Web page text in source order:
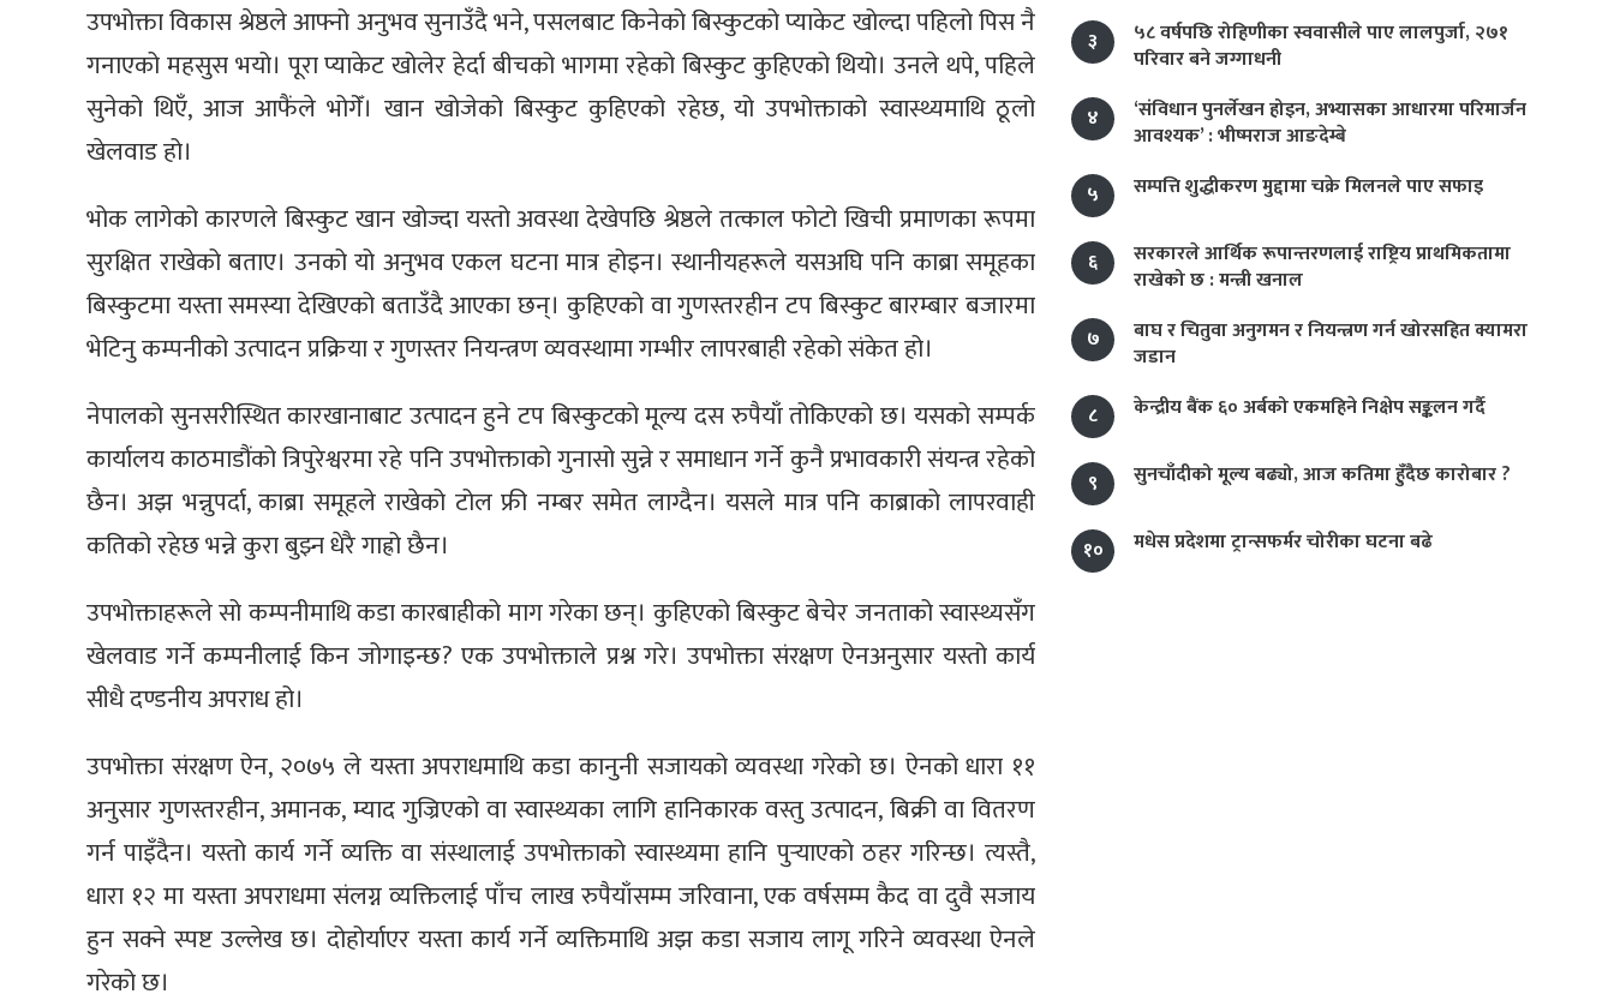
उपभोक्ता विकास श्रेष्ठले आफ्नो अनुभव सुनाउँदै भने, पसलबाट किनेको बिस्कुटको प्याकेट खोल्दा पहिलो पिस नै
गनाएको महसुस भयो। पूरा प्याकेट खोलेर हेर्दा बीचको भागमा रहेको बिस्कुट कुहिएको थियो। उनले थपे, पहिले
सुनेको थिएँ, आज आफैंले भोगेँ। खान खोजेको बिस्कुट कुहिएको रहेछ, यो उपभोक्ताको स्वास्थ्यमाथि ठूलो
खेलवाड हो।
भोक लागेको कारणले बिस्कुट खान खोज्दा यस्तो अवस्था देखेपछि श्रेष्ठले तत्काल फोटो खिची प्रमाणका रूपमा
सुरक्षित राखेको बताए। उनको यो अनुभव एकल घटना मात्र होइन। स्थानीयहरूले यसअघि पनि काब्रा समूहका
बिस्कुटमा यस्ता समस्या देखिएको बताउँदै आएका छन्। कुहिएको वा गुणस्तरहीन टप बिस्कुट बारम्बार बजारमा
भेटिनु कम्पनीको उत्पादन प्रक्रिया र गुणस्तर नियन्त्रण व्यवस्थामा गम्भीर लापरबाही रहेको संकेत हो।
नेपालको सुनसरीस्थित कारखानाबाट उत्पादन हुने टप बिस्कुटको मूल्य दस रुपैयाँ तोकिएको छ। यसको सम्पर्क
कार्यालय काठमाडौंको त्रिपुरेश्वरमा रहे पनि उपभोक्ताको गुनासो सुन्ने र समाधान गर्ने कुनै प्रभावकारी संयन्त्र रहेको
छैन। अझ भन्नुपर्दा, काब्रा समूहले राखेको टोल फ्री नम्बर समेत लाग्दैन। यसले मात्र पनि काब्राको लापरवाही
कतिको रहेछ भन्ने कुरा बुझ्न धेरै गाह्रो छैन।
उपभोक्ताहरूले सो कम्पनीमाथि कडा कारबाहीको माग गरेका छन्। कुहिएको बिस्कुट बेचेर जनताको स्वास्थ्यसँग
खेलवाड गर्ने कम्पनीलाई किन जोगाइन्छ? एक उपभोक्ताले प्रश्न गरे। उपभोक्ता संरक्षण ऐनअनुसार यस्तो कार्य
सीधै दण्डनीय अपराध हो।
उपभोक्ता संरक्षण ऐन, २०७५ ले यस्ता अपराधमाथि कडा कानुनी सजायको व्यवस्था गरेको छ। ऐनको धारा ११
अनुसार गुणस्तरहीन, अमानक, म्याद गुज्रिएको वा स्वास्थ्यका लागि हानिकारक वस्तु उत्पादन, बिक्री वा वितरण
गर्न पाइँदैन। यस्तो कार्य गर्ने व्यक्ति वा संस्थालाई उपभोक्ताको स्वास्थ्यमा हानि पुर्‍याएको ठहर गरिन्छ। त्यस्तै,
धारा १२ मा यस्ता अपराधमा संलग्न व्यक्तिलाई पाँच लाख रुपैयाँसम्म जरिवाना, एक वर्षसम्म कैद वा दुवै सजाय
हुन सक्ने स्पष्ट उल्लेख छ। दोहोर्याएर यस्ता कार्य गर्ने व्यक्तिमाथि अझ कडा सजाय लागू गरिने व्यवस्था ऐनले
गरेको छ।
३
५८ वर्षपछि रोहिणीका स्ववासीले पाए लालपुर्जा, २७१
परिवार बने जग्गाधनी
४
‘संविधान पुनर्लेखन होइन, अभ्यासका आधारमा परिमार्जन
आवश्यक’ : भीष्मराज आङदेम्बे
५
सम्पत्ति शुद्धीकरण मुद्दामा चक्रे मिलनले पाए सफाइ
६
सरकारले आर्थिक रूपान्तरणलाई राष्ट्रिय प्राथमिकतामा
राखेको छ : मन्त्री खनाल
७
बाघ र चितुवा अनुगमन र नियन्त्रण गर्न खोरसहित क्यामरा
जडान
८
केन्द्रीय बैंक ६० अर्बको एकमहिने निक्षेप सङ्कलन गर्दै
९ सुनचाँदीको मूल्य बढ्यो, आज कतिमा हुँदैछ कारोबार ?
१० मधेस प्रदेशमा ट्रान्सफर्मर चोरीका घटना बढे